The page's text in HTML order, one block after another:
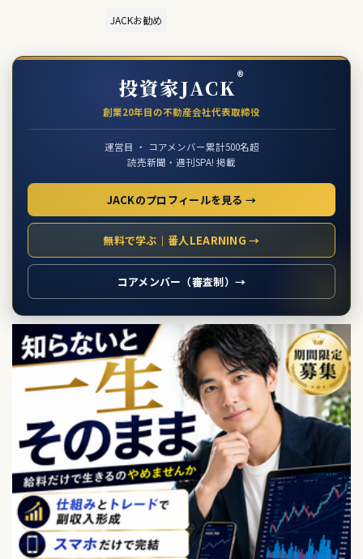
JACKお勧め
投資家JACK®
創業20年目の不動産会社代表取締役
運営目 ・ コアメンバー累計500名超
読売新聞・週刊SPA! 掲載
JACKのプロフィールを見る →
無料で学ぶ｜番人LEARNING →
コアメンバー（審査制）→